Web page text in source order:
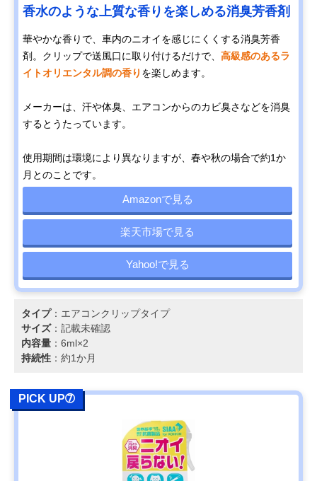
香水のような上質な香りを楽しめる消臭芳香剤
華やかな香りで、車内のニオイを感じにくくする消臭芳香
剤。クリップで送風口に取り付けるだけで、 高級感のあるラ
イトオリエンタル調の香り を楽しめます。
メーカーは、汗や体臭、エアコンからのカビ臭さなどを消臭
するとうたっています。
使用期間は環境により異なりますが、春や秋の場合で約1か
月とのことです。
Amazonで見る
楽天市場で見る
Yahoo!で見る
タイプ：エアコンクリップタイプ
サイズ：記載未確認
内容量 ：6ml×2
持続性 ：約1か月
PICK UP➆